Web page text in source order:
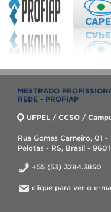
MESTRADO
REDE - PROFIAP
UFPEL / CCSO /
Rua Gomes Carneiro, 01 -
Pelotas - RS, Brasil -
+55 (53) 3284.3850
clique para ver o e-